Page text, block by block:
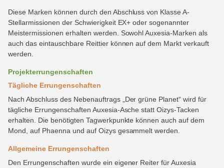
Diese Marken können durch den Abschluss von Klasse A-
Stellarmissionen der Schwierigkeit EX+ oder sogenannter
Meistermissionen erhalten werden. Sowohl Auxesia-Marken als
auch das eintauschbare Reittier können auf dem Markt verkauft
werden.
Projekterrungenschaften
Tägliche Errungenschaften
Nach Abschluss des Nebenauftrags „Der grüne Planet“ wird für
tägliche Errungenschaften Auxesia-Asche statt Oizys-Tacken
erhalten. Die benötigten Tagwerkpunkte können auch auf dem
Mond, auf Phaenna und auf Oizys gesammelt werden.
Allgemeine Errungenschaften
Den Errungenschaften wurde ein eigener Reiter für Auxesia